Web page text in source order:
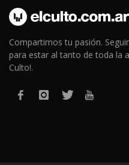
Compartimos tu pasión.
para estar al tanto de toda la
Culto!.